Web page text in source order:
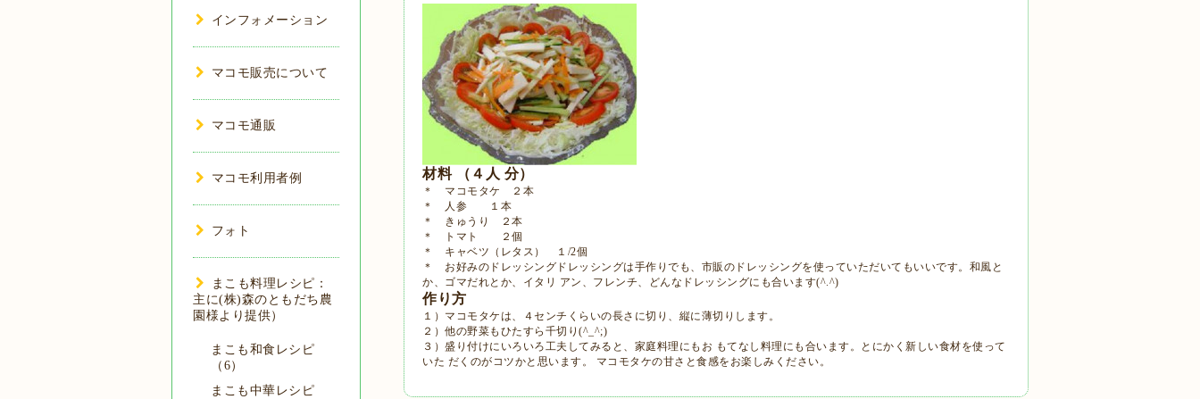
材料 （４人 分）
＊ マコモタケ ２本
＊ 人参 １本
＊ きゅうり ２本
＊ トマト ２個
＊ キャベツ（レタス） １/2個
＊ お好みのドレッシングドレッシングは手作りでも、市販のドレッシングを使っていただいてもいいです。和風と
か、ゴマだれとか、イタリ アン、フレンチ、どんなドレッシングにも合います(^.^)
作り方
１）マコモタケは、４センチくらいの長さに切り、縦に薄切りします。
２）他の野菜もひたすら千切り(^_^;)
３）盛り付けにいろいろ工夫してみると、家庭料理にもお もてなし料理にも合います。とにかく新しい食材を使って
いた だくのがコツかと思います。 マコモタケの甘さと食感をお楽しみください。
インフォメーション
マコモ販売について
マコモ通販
マコモ利用者例
フォト
まこも料理レシピ：
主に(株)森のともだち農
園様より提供）
まこも和食レシピ
（6）
まこも中華レシピ